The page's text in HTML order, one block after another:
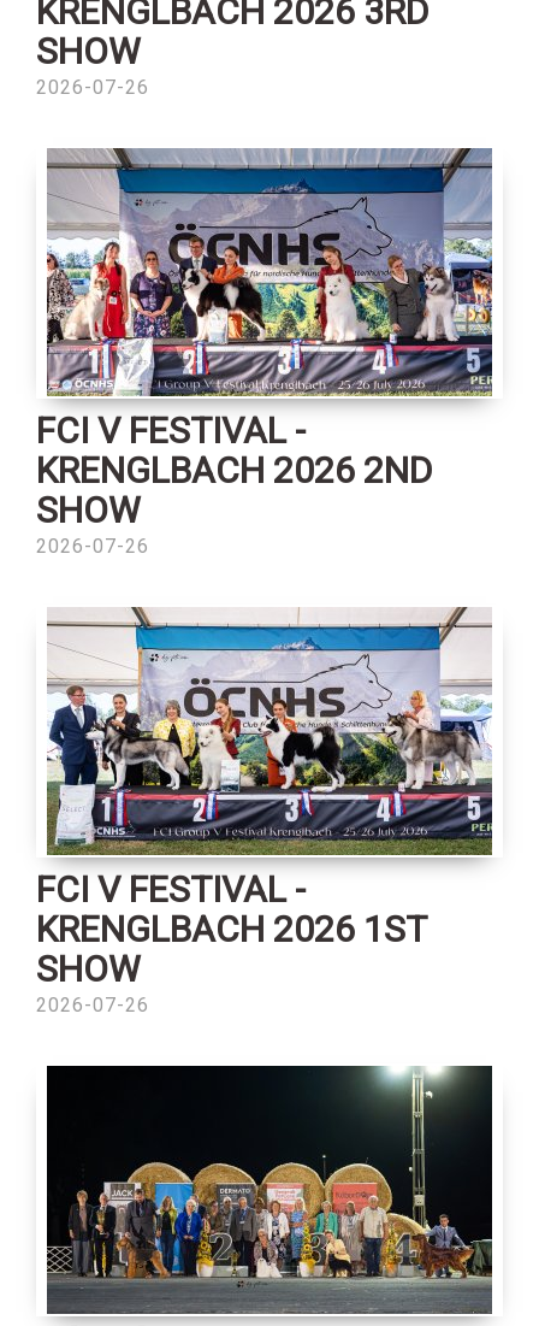
KRENGLBACH 2026 3RD
SHOW
2026-07-26
FCI V FESTIVAL -
KRENGLBACH 2026 2ND
SHOW
2026-07-26
FCI V FESTIVAL -
KRENGLBACH 2026 1ST
SHOW
2026-07-26